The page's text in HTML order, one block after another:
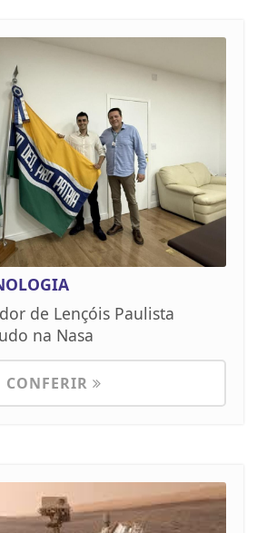
de Lençóis Paulista
na Nasa
CONFERIR